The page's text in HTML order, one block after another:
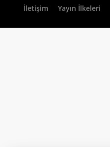
İletişim Yayın İlkeleri